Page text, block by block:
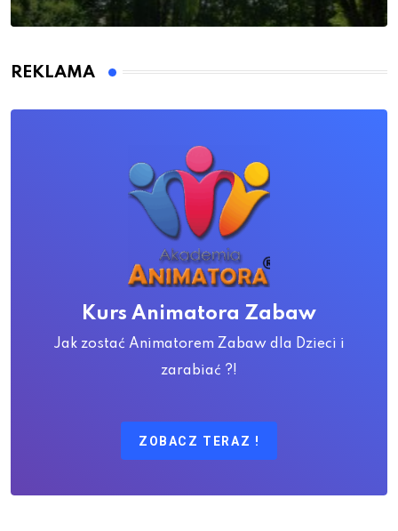
REKLAMA
Kurs Animatora Zabaw
Jak zostać Animatorem Zabaw dla Dzieci i
zarabiać ?!
ZOBACZ TERAZ !